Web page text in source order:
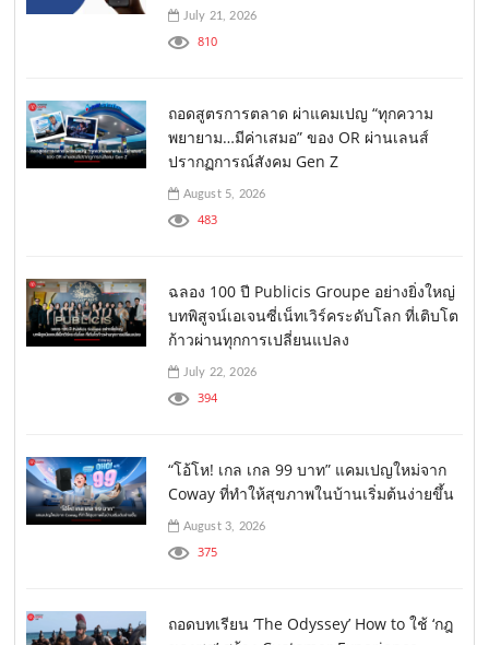
July 21, 2026
810
ถอดสูตรการตลาด ผ่าแคมเปญ “ทุกความ
พยายาม…มีค่าเสมอ” ของ OR ผ่านเลนส์
ปรากฏการณ์สังคม Gen Z
August 5, 2026
483
ฉลอง 100 ปี Publicis Groupe อย่างยิ่งใหญ่
บทพิสูจน์เอเจนซี่เน็ทเวิร์คระดับโลก ที่เติบโต
ก้าวผ่านทุกการเปลี่ยนแปลง
July 22, 2026
394
“โอ้โห! เกล เกล 99 บาท” แคมเปญใหม่จาก
Coway ที่ทำให้สุขภาพในบ้านเริ่มต้นง่ายขึ้น
August 3, 2026
375
ถอดบทเรียน ‘The Odyssey’ How to ใช้ ‘กฎ